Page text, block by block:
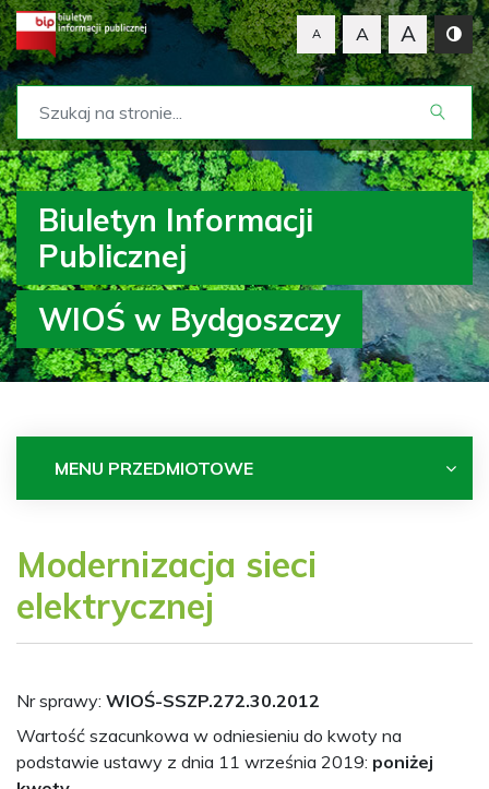
A A A
Biuletyn Informacji
Publicznej
WIOŚ w Bydgoszczy
MENU PRZEDMIOTOWE
Modernizacja sieci
elektrycznej
Nr sprawy: WIOŚ-SSZP.272.30.2012
Wartość szacunkowa w odniesieniu do kwoty na
podstawie ustawy z dnia 11 września 2019: poniżej